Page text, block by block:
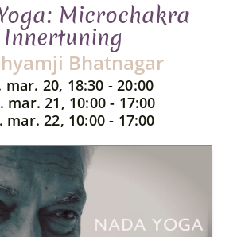
Microchakra
Innertuning
Bhatnagar
mar. 20, 18:30 - 20:00
mar. 21, 10:00 - 17:00
mar. 22, 10:00 - 17:00